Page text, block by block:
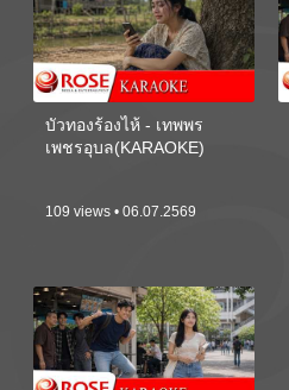
บัวทองร้องไห้ - เทพพร
เพชรอุบล(KARAOKE)
109 views • 06.07.2569